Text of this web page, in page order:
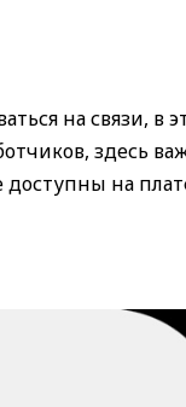
на связи, в
здесь
доступны на